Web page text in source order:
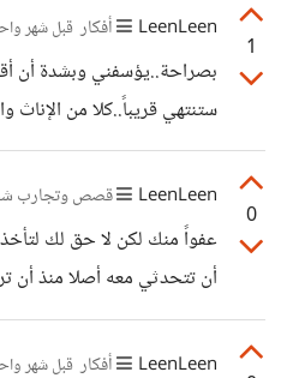
اعتاق الرقاب هو الحل الأمثل
قرون وليس كلهم
كفارة لذا من بين كل
كفارة أي عشر رقاب ' مثال
1
LeenLeen أفكار قبل شهر
بصراحة..يؤسفني وبشدة أن
ستنتهي قريباً..كلا من الإناث
يرغبون في تحمل مسؤولية
دون وعي منهم والدين أصبح
الإسلامية إلى سابق عهدها..
الله المغفرة والثبات..
0
LeenLeen قصص وتجارب
عفواً منك لكن لا حق لك
أن تتحدثي معه أصلا منذ أن
وهو لن يضيع ألمك إن شاء
أن تركزي في حياتك وتطوري
LeenLeen أفكار قبل شهر